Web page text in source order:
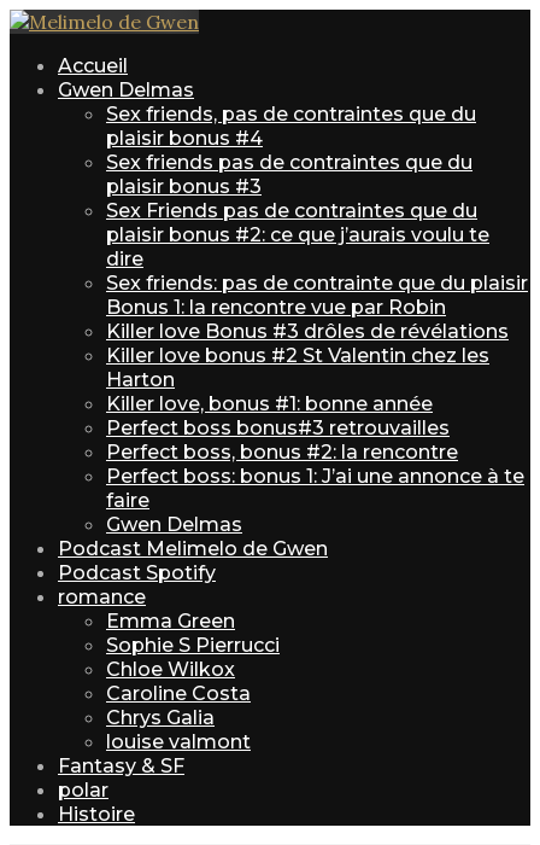
Accueil
Gwen Delmas
Sex friends, pas de contraintes que du
plaisir bonus #4
Sex friends pas de contraintes que du
plaisir bonus #3
Sex Friends pas de contraintes que du
plaisir bonus #2: ce que j’aurais voulu te
dire
Sex friends: pas de contrainte que du plaisir
Bonus 1: la rencontre vue par Robin
Killer love Bonus #3 drôles de révélations
Killer love bonus #2 St Valentin chez les
Harton
Killer love, bonus #1: bonne année
Perfect boss bonus#3 retrouvailles
Perfect boss, bonus #2: la rencontre
Perfect boss: bonus 1: J’ai une annonce à te
faire
Gwen Delmas
Podcast Melimelo de Gwen
Podcast Spotify
romance
Emma Green
Sophie S Pierrucci
Chloe Wilkox
Caroline Costa
Chrys Galia
louise valmont
Fantasy & SF
polar
Histoire